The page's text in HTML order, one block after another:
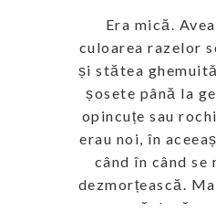
Era mică.
culoarea razelor
și stătea
șosete până la
opincuțe sau
erau noi, în
când în când se
dezmorțească.
casă după